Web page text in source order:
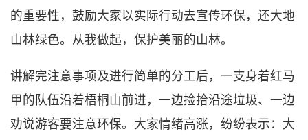
的重要性，鼓励大家以实际行动去宣传环保，还大地
山林绿色。从我做起，保护美丽的山林。
讲解完注意事项及进行简单的分工后，一支身着红马
甲的队伍沿着梧桐山前进，一边捡拾沿途垃圾、一边
劝说游客要注意环保。大家情绪高涨，纷纷表示：大